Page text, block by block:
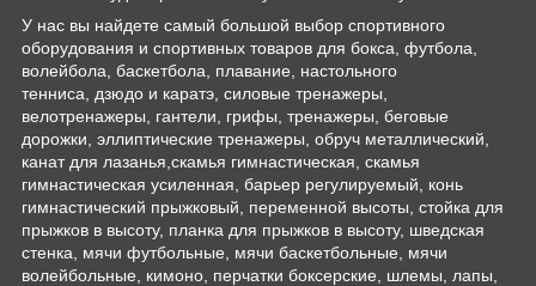
У нас вы найдете самый большой выбор спортивного
оборудования и спортивных товаров для бокса, футбола,
волейбола, баскетбола, плавание, настольного
тенниса, дзюдо и каратэ, силовые тренажеры,
велотренажеры, гантели, грифы, тренажеры, беговые
дорожки, эллиптические тренажеры, обруч металлический,
канат для лазанья,скамья гимнастическая, скамья
гимнастическая усиленная, барьер регулируемый, конь
гимнастический прыжковый, переменной высоты, стойка для
прыжков в высоту, планка для прыжков в высоту, шведская
стенка, мячи футбольные, мячи баскетбольные, мячи
волейбольные, кимоно, перчатки боксерские, шлемы, лапы,